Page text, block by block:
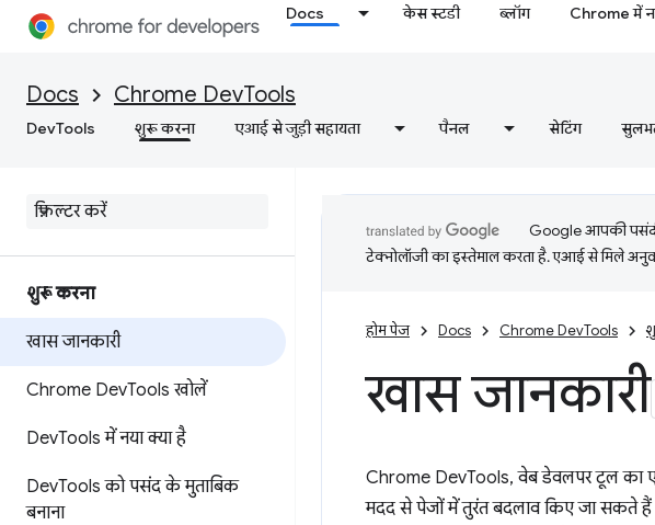
Docs केस स्टडी ब्लॉग Chrome में
Docs Chrome DevTools
DevTools शुरू करना एआई से जुड़ी सहायता पैनल सेटिंग
शुरू करना
खास जानकारी
Chrome DevTools खोलें
DevTools में नया क्या है
DevTools को पसंद के मुताबिक
बनाना
Google आपकी
टेक्नोलॉजी का इस्तेमाल करता है. एआई से मिले
होम पेज Docs Chrome DevTools
खास जानकारी
Chrome DevTools, वेब डेवलपर टूल का
मदद से पेजों में तुरंत बदलाव किए जा सकते